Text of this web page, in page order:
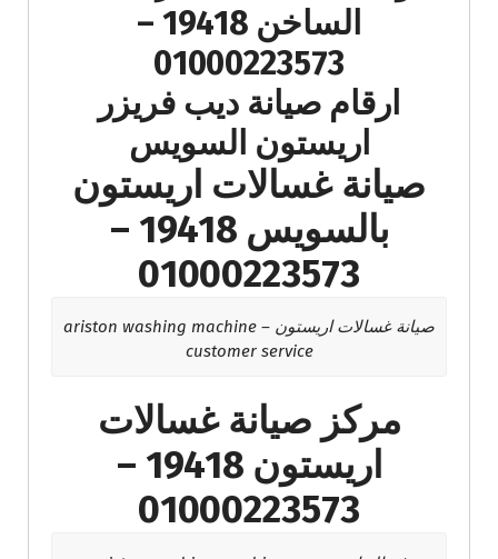
الساخن 19418 –
01000223573
ارقام صيانة ديب فريزر
اريستون السويس
صيانة غسالات اريستون
بالسويس 19418 –
01000223573
صيانة غسالات اريستون – ariston washing machine
customer service
مركز صيانة غسالات
اريستون 19418 –
01000223573